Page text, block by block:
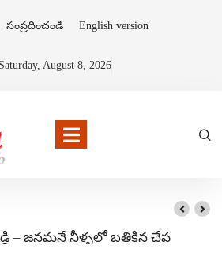
సంప్రదించండి English version
Saturday, August 8, 2026
– జనమనే నీళ్ళలో బతికిన చేప